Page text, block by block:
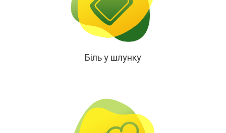
Біль у шлунку